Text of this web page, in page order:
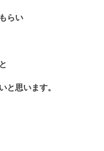
らい
と思います。